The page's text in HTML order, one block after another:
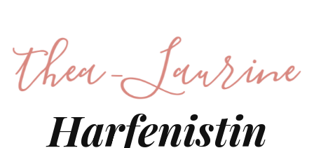
Harfenistin